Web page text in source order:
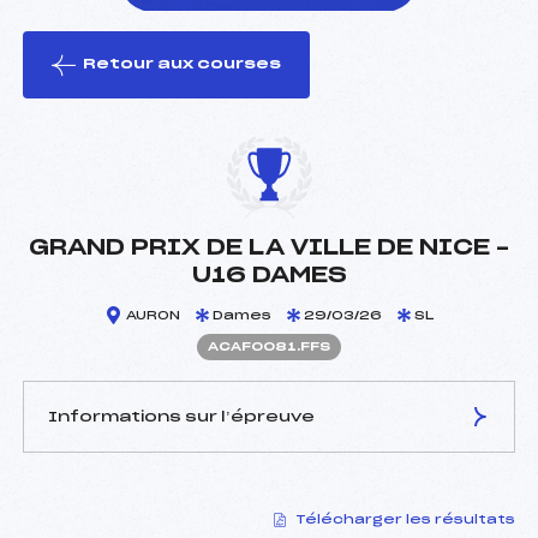
le ski
Retour aux courses
GRAND PRIX DE LA VILLE DE NICE –
U16 DAMES
AURON Dames 29/03/26 SL
ACAF0081.FFS
Informations sur l’épreuve
ASTRAUDO PIERRE (CA)
Télécharger les résultats